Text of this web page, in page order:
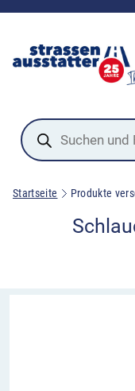
Products
search
Startseite Produkte